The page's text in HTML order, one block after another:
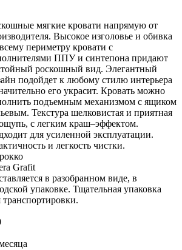
мягкие кровати напрямую от
Высокое изголовье и обивка
периметру кровати с
ППУ и синтепона придают
роскошный вид. Элегантный
подойдет к любому стилю интерьера
его украсит. Кровать можно
подъемным механизмом с ящиком
Текстура шелковистая и приятная
с легким краш–эффектом.
для усиленной эксплуатации.
и легкость чистки.
Grafit
в разобранном виде, в
упаковке. Тщательная упаковка
транспортировки.